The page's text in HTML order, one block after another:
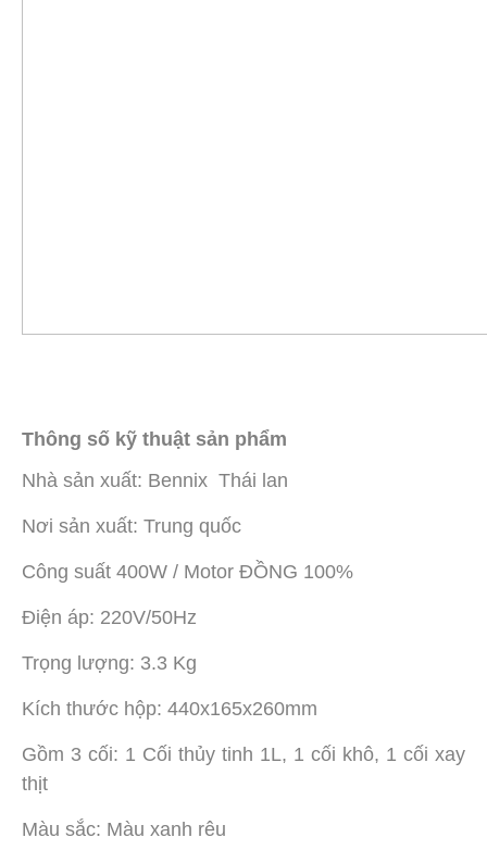
Thông số kỹ thuật sản phẩm
Nhà sản xuất: Bennix Thái lan
Nơi sản xuất: Trung quốc
Công suất 400W / Motor ĐỒNG 100%
Điện áp: 220V/50Hz
Trọng lượng: 3.3 Kg
Kích thước hộp: 440x165x260mm
Gồm 3 cối: 1 Cối thủy tinh 1L, 1 cối khô, 1 cối xay
thịt
Màu sắc: Màu xanh rêu